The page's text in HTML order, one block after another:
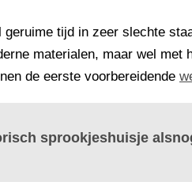
geruime tijd in zeer slechte
materialen, maar wel met
de eerste voorbereidende
sprookjeshuisje